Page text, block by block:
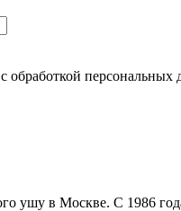
обработкой персональных
ушу в Москве. С 1986